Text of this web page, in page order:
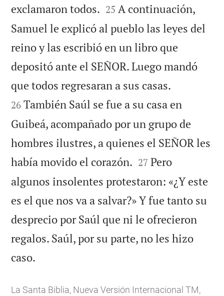
exclamaron todos. 

25 A continuación,
Samuel le explicó al pueblo las leyes del
reino y las escribió en un libro que
depositó ante el SEÑOR. Luego mandó
que todos regresaran a sus casas.
26 También Saúl se fue a su casa en
Guibeá, acompañado por un grupo de
hombres ilustres, a quienes el SEÑOR les
había movido el corazón. 

27 Pero
algunos insolentes protestaron: «¿Y este
es el que nos va a salvar?» Y fue tanto su
desprecio por Saúl que ni le ofrecieron
regalos. Saúl, por su parte, no les hizo
caso.
La Santa Biblia, Nueva Versión Internacional TM,